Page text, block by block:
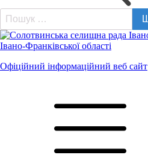
Пошук:
Офіційний інформаційний веб сайт